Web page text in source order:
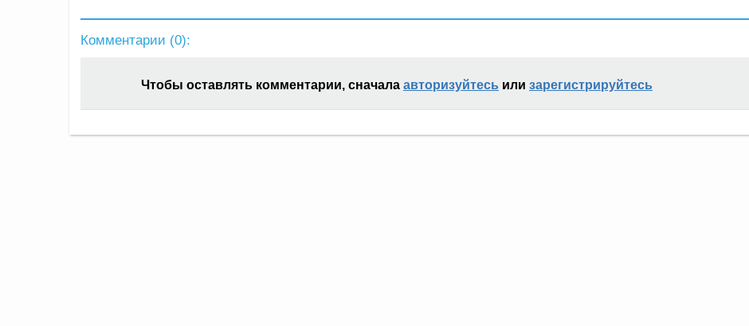
Комментарии (0):
Чтобы оставлять комментарии, сначала авторизуйтесь или зарегистрируйтесь